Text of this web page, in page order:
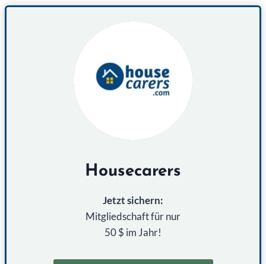
Housecarers
Jetzt sichern:
Mitgliedschaft für nur
50 $ im Jahr!